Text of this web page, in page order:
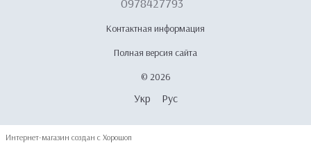
Контактная информация
Полная версия сайта
© 2026
Укр Рус
Интернет-магазин создан с Хорошоп